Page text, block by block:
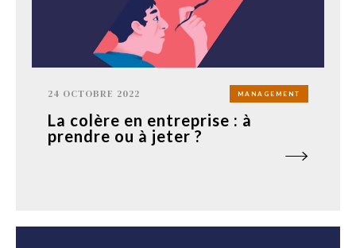
24 OCTOBRE 2022 MANAGEMENT
La colère en entreprise : à
prendre ou à jeter ?